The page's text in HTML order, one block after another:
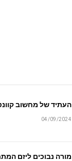
העתיד של מחשוב
04/09/2024
מורה נבוכים ליזם